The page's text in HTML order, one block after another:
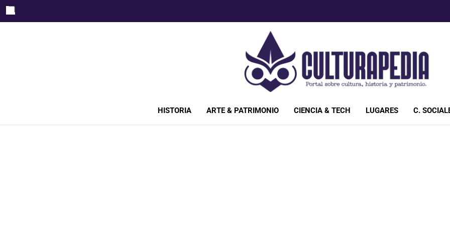
Skip
to
Culturapedia.com
Bienvenido A Culturapedia.com. Si Eres Un Amante De La
HISTORIA ARTE & PATRIMONIO CIENCIA & TECH LUGARES C.